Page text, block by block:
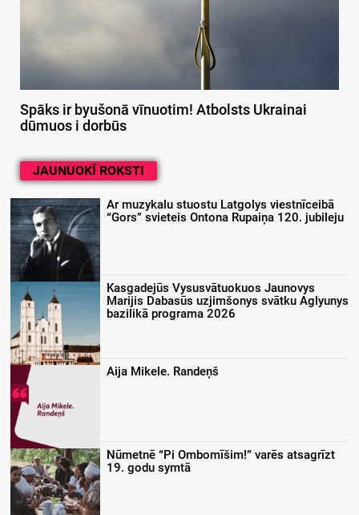
Spāks ir byušonā vīnuotim! Atbolsts Ukrainai
dūmuos i dorbūs
JAUNUOKĪ ROKSTI
Ar muzykalu stuostu Latgolys viestnīceibā
“Gors” svieteis Ontona Rupaiņa 120. jubileju
Kasgadejūs Vysusvātuokuos Jaunovys
Marijis Dabasūs uzjimšonys svātku Aglyunys
bazilikā programa 2026
Aija Mikele. Randeņš
Nūmetnē “Pi Ombomīšim!” varēs atsagrīzt
19. godu symtā